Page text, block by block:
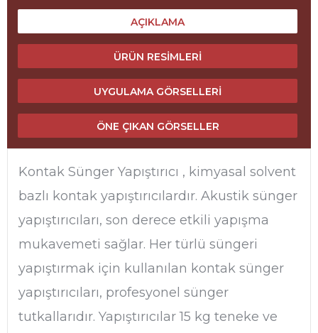
AÇIKLAMA
ÜRÜN RESIMLERI
UYGULAMA GÖRSELLERI
ÖNE ÇIKAN GÖRSELLER
Kontak Sünger Yapıştırıcı , kimyasal solvent
bazlı kontak yapıştırıcılardır. Akustik sünger
yapıştırıcıları, son derece etkili yapışma
mukavemeti sağlar. Her türlü süngeri
yapıştırmak için kullanılan kontak sünger
yapıştırıcıları, profesyonel sünger
tutkallarıdır. Yapıştırıcılar 15 kg teneke ve